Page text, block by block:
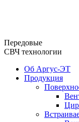
Передовые
СВЧ технологии
Об Аргус-ЭТ
Продукция